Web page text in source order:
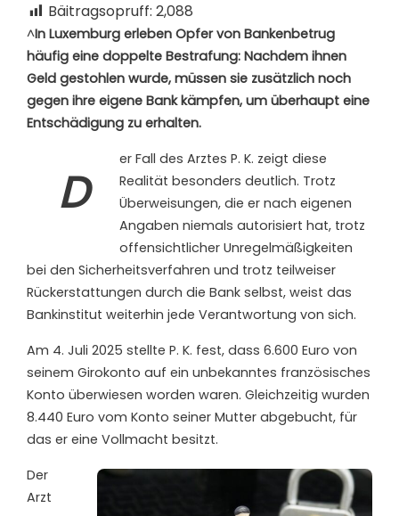
Bäitragsopruff: 2,088
^In Luxemburg erleben Opfer von Bankenbetrug
häufig eine doppelte Bestrafung: Nachdem ihnen
Geld gestohlen wurde, müssen sie zusätzlich noch
gegen ihre eigene Bank kämpfen, um überhaupt eine
Entschädigung zu erhalten.
D
er Fall des Arztes P. K. zeigt diese
Realität besonders deutlich. Trotz
Überweisungen, die er nach eigenen
Angaben niemals autorisiert hat, trotz
offensichtlicher Unregelmäßigkeiten
bei den Sicherheitsverfahren und trotz teilweiser
Rückerstattungen durch die Bank selbst, weist das
Bankinstitut weiterhin jede Verantwortung von sich.
Am 4. Juli 2025 stellte P. K. fest, dass 6.600 Euro von
seinem Girokonto auf ein unbekanntes französisches
Konto überwiesen worden waren. Gleichzeitig wurden
8.440 Euro vom Konto seiner Mutter abgebucht, für
das er eine Vollmacht besitzt.
Der
Arzt